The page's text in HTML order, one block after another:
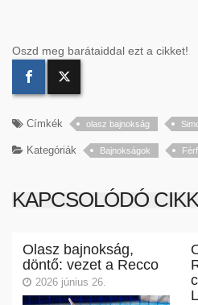
Oszd meg barátaiddal ezt a cikket!
Címkék olasz bajnokság
Kategóriák Bajnokságok
KAPCSOLÓDÓ
Olasz bajnokság,
döntő: vezet a Recco
2026 június 26.